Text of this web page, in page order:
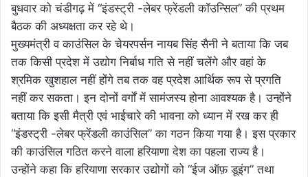
बुधवार को चंडीगढ़ में “इंडस्ट्री -लेबर फ्रेंडली कॉउन्सिल” की प्रथम
बैठक की अध्यक्षता कर रहे थे।
मुख्यमंत्री व काउंसिल के चेयरपर्सन नायब सिंह सैनी ने बताया कि जब
तक किसी प्रदेश में उद्योग निर्बाध गति से नहीं चलेंगे और वहां के
श्रमिक खुशहाल नहीं होंगे तब तक वह प्रदेश आर्थिक रूप से प्रगति
नहीं कर सकता। इन दोनों वर्गों में सामंजस्य होना आवश्यक है। उन्होंने
बताया कि इसी मैत्री एवं भाईचारे की भावना को ध्यान में रख कर ही
“इंडस्ट्री -लेबर फ्रेंडली काउंसिल” का गठन किया गया है। इस प्रकार
की काउंसिल गठित करने वाला हरियाणा देश का पहला राज्य है।
उन्होंने कहा कि हरियाणा सरकार उद्योगों को “ईज ऑफ़ डूइंग” तथा